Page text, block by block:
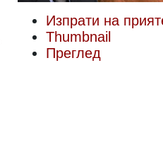
Изпрати на
Thumbnail
Преглед